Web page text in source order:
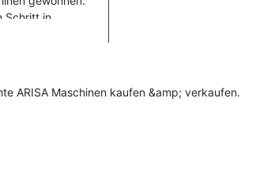
Schritt in
zu finden,
ARISA Maschinen kaufen &amp; verkaufen.